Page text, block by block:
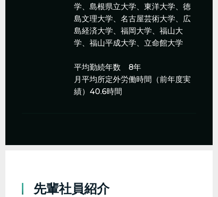
学、島根県立大学、東洋大学、徳
島文理大学、名古屋芸術大学、広
島経済大学、福岡大学、福山大
学、福山平成大学、立命館大学
平均勤続年数 8年
月平均所定外労働時間（前年度実
績）40.6時間
先輩社員紹介